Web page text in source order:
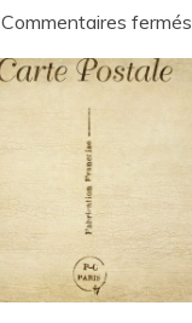
Commentaires fermés